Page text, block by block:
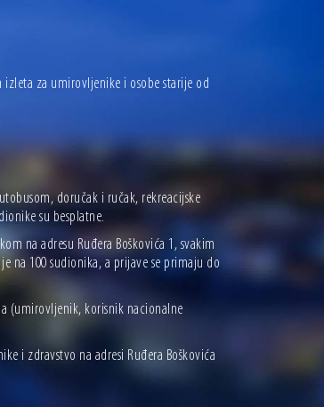
za umirovljenike i osobe starije od
doručak i ručak, rekreacijske
su besplatne.
na adresu Ruđera Boškovića 1, svakim
na 100 sudionika, a prijave se primaju do
(umirovljenik, korisnik nacionalne
i zdravstvo na adresi Ruđera Boškovića